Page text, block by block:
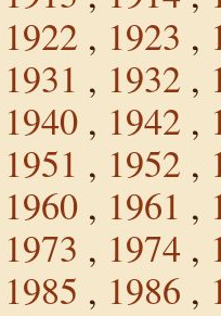
1922 , 1923 ,
1931 , 1932 ,
1940 , 1942 ,
1951 , 1952 ,
1960 , 1961 ,
1973 , 1974 ,
1985 , 1986 ,